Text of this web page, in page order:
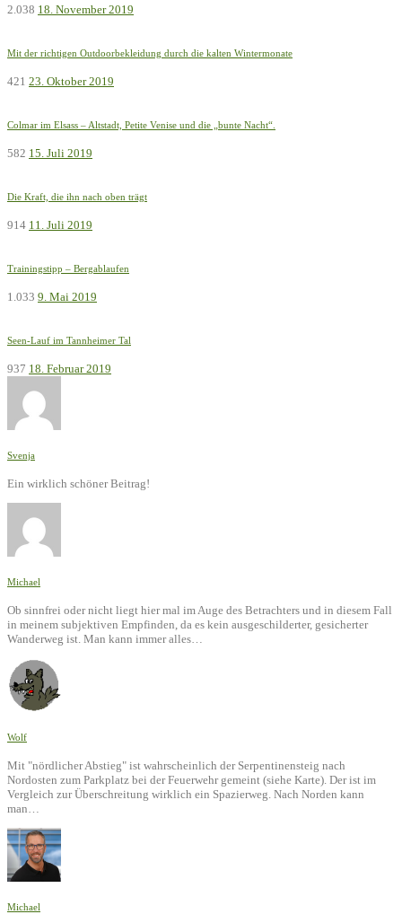
2.038 18. November 2019
Mit der richtigen Outdoorbekleidung durch die kalten Wintermonate
421 23. Oktober 2019
Colmar im Elsass – Altstadt, Petite Venise und die „bunte Nacht“.
582 15. Juli 2019
Die Kraft, die ihn nach oben trägt
914 11. Juli 2019
Trainingstipp – Bergablaufen
1.033 9. Mai 2019
Seen-Lauf im Tannheimer Tal
937 18. Februar 2019
Svenja
Ein wirklich schöner Beitrag!
Michael
Ob sinnfrei oder nicht liegt hier mal im Auge des Betrachters und in diesem Fall
in meinem subjektiven Empfinden, da es kein ausgeschilderter, gesicherter
Wanderweg ist. Man kann immer alles…
Wolf
Mit "nördlicher Abstieg" ist wahrscheinlich der Serpentinensteig nach
Nordosten zum Parkplatz bei der Feuerwehr gemeint (siehe Karte). Der ist im
Vergleich zur Überschreitung wirklich ein Spazierweg. Nach Norden kann
man…
Michael